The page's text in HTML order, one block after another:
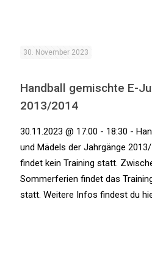
30. November 2023
Handball gemischte E-
2013/2014
30.11.2023 @ 17:00 - 18:30 -
und Mädels der Jahrgänge
findet kein Training statt.
Sommerferien findet das
statt. Weitere Infos findest du